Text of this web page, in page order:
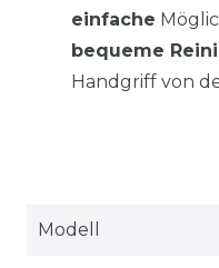
einfache
bequeme
Handgriff von
Technisches
Wert
Modell